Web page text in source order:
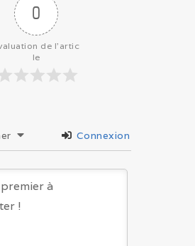
0
de l'artic
le
Connexion